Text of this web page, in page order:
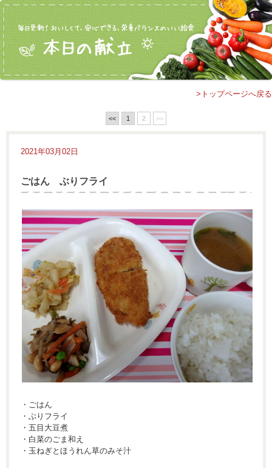
>トップページへ戻る
<< 1 2 >>
2021年03月02日
ごはん ぶりフライ
・ごはん
・ぶりフライ
・五目大豆煮
・白菜のごま和え
・玉ねぎとほうれん草のみそ汁